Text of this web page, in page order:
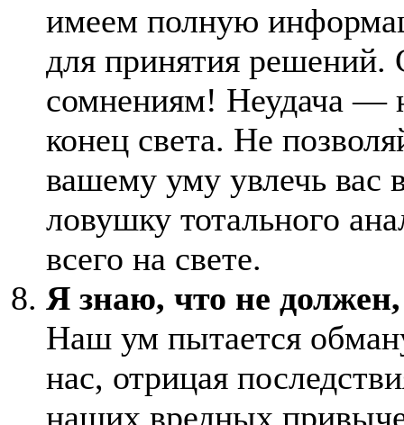
имеем полную
для принятия решений.
сомнениям! Неудача —
конец света. Не
вашему уму увлечь вас
ловушку тотального
всего на свете.
Я знаю, что не
Наш ум пытается
нас, отрицая
наших вредных